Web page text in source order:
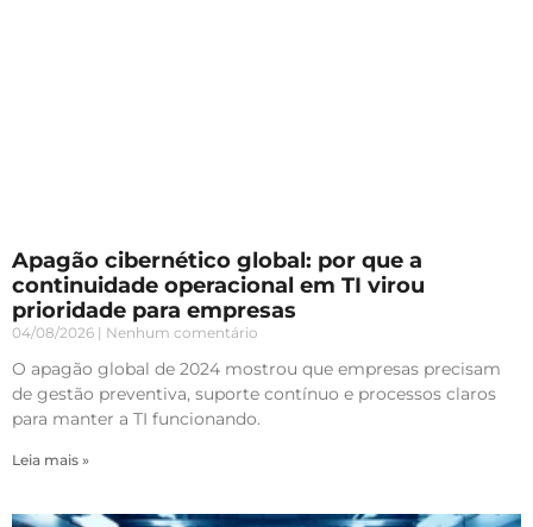
Apagão cibernético global: por que a
continuidade operacional em TI virou
prioridade para empresas
04/08/2026 Nenhum comentário
O apagão global de 2024 mostrou que empresas precisam
de gestão preventiva, suporte contínuo e processos claros
para manter a TI funcionando.
Leia mais »